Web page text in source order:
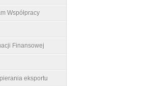
Współpracy
Finansowej
eksportu